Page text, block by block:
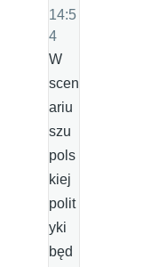
14:5
4
W
scen
ariu
szu
pols
kiej
polit
yki
będ